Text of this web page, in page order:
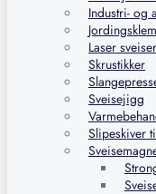
Industri- og
Laser sveiser
Skrustikker
Sveisejigg
Slipeskiver